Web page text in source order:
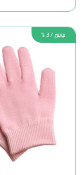
توفير 37 %